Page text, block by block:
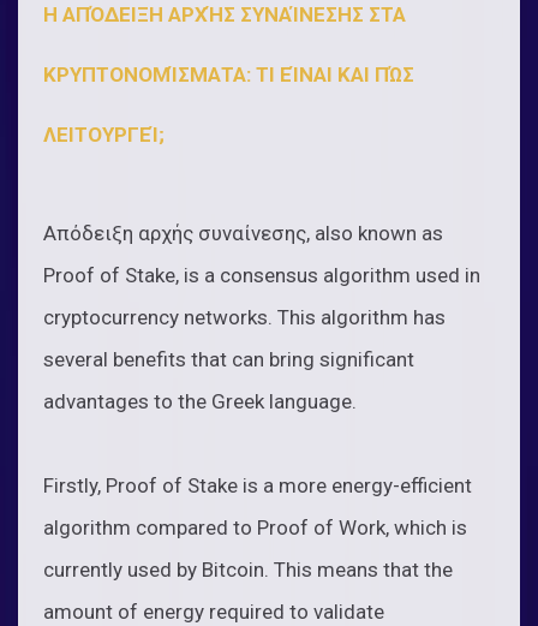
Η ΑΠΌΔΕΙΞΗ ΑΡΧΉΣ ΣΥΝΑΊΝΕΣΗΣ ΣΤΑ
ΚΡΥΠΤΟΝΟΜΊΣΜΑΤΑ: ΤΙ ΕΊΝΑΙ ΚΑΙ ΠΏΣ
ΛΕΙΤΟΥΡΓΕΊ;
Απόδειξη αρχής συναίνεσης, also known as
Proof of Stake, is a consensus algorithm used in
cryptocurrency networks. This algorithm has
several benefits that can bring significant
advantages to the Greek language.
Firstly, Proof of Stake is a more energy-efficient
algorithm compared to Proof of Work, which is
currently used by Bitcoin. This means that the
amount of energy required to validate